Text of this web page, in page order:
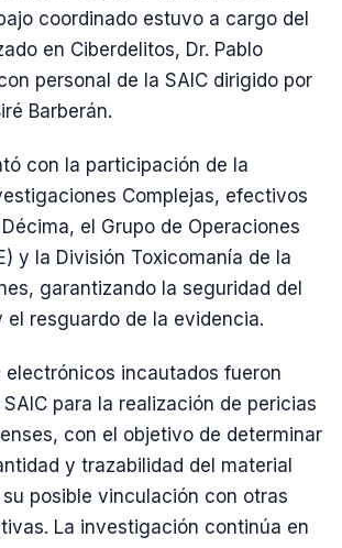
coordinado estuvo a cargo del
en Ciberdelitos, Dr. Pablo
personal de la SAIC dirigido por
Barberán.
con la participación de la
Complejas, efectivos
el Grupo de Operaciones
y la División Toxicomanía de la
garantizando la seguridad del
el resguardo de la evidencia.
electrónicos incautados fueron
para la realización de pericias
con el objetivo de determinar
y trazabilidad del material
posible vinculación con otras
La investigación continúa en